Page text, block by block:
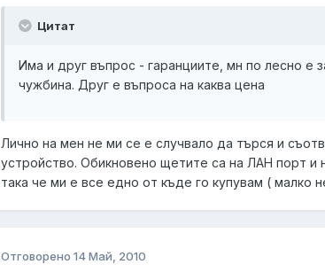
Цитат
Има и друг въпрос - гаранциите, мн по лесно е
чужбина. Друг е въпроса на каква цена
Лично на мен не ми се е случвало да търся и
устройство. Обикновено щетите са на ЛАН порт и
така че ми е все едно от къде го купувам ( малко
Отговорено 14 Май, 2010